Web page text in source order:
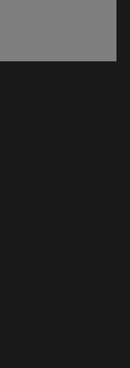
ventana)
ventana)